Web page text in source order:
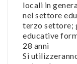
locali in
nel settore
terzo settore;
educative
28 anni
Si